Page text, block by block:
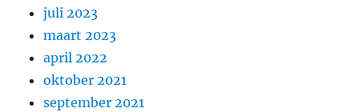
juli 2023
maart 2023
april 2022
oktober 2021
september 2021